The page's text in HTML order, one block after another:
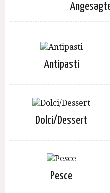
Antipasti
Dolci/Dessert
Pesce